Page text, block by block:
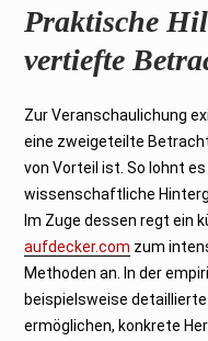
Praktische
vertiefte
Zur Veranschaulichung
eine zweigeteilte
von Vorteil ist. So lohnt
wissenschaftliche
Im Zuge dessen regt ein
aufdecker.com zum
Methoden an. In der
beispielsweise
ermöglichen, konkrete